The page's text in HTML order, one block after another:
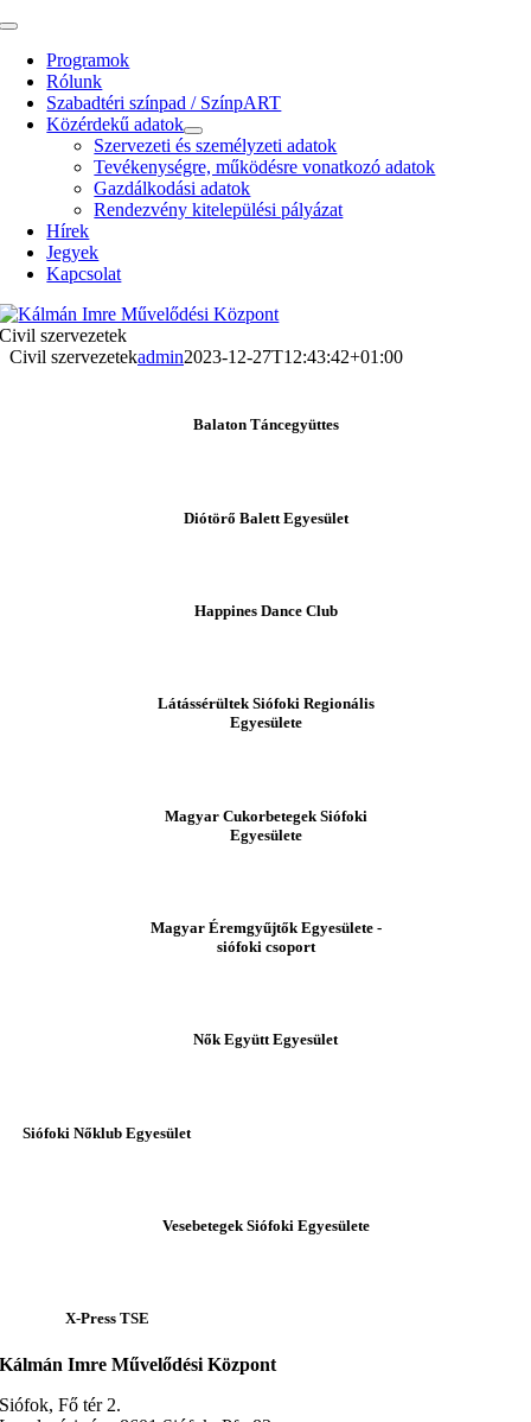
Kihagyás
Toggle
NavigationProgramok
Rólunk
Szabadtéri színpad / SzínpART
Közérdekű adatok
Szervezeti és személyzeti adatok
Tevékenységre, működésre vonatkozó adatok
Gazdálkodási adatok
Rendezvény kitelepülési pályázat
Hírek
Jegyek
Kapcsolat
Civil szervezetek
Civil szervezetekadmin2023-12-27T12:43:42+01:00
Balaton Táncegyüttes
Diótörő Balett Egyesület
Happines Dance Club
Látássérültek Siófoki Regionális
Egyesülete
Magyar Cukorbetegek Siófoki
Egyesülete
Magyar Éremgyűjtők Egyesülete -
siófoki csoport
Nők Együtt Egyesület
Siófoki Nőklub Egyesület
Vesebetegek Siófoki Egyesülete
X-Press TSE
Kálmán Imre Művelődési Központ
Siófok, Fő tér 2.